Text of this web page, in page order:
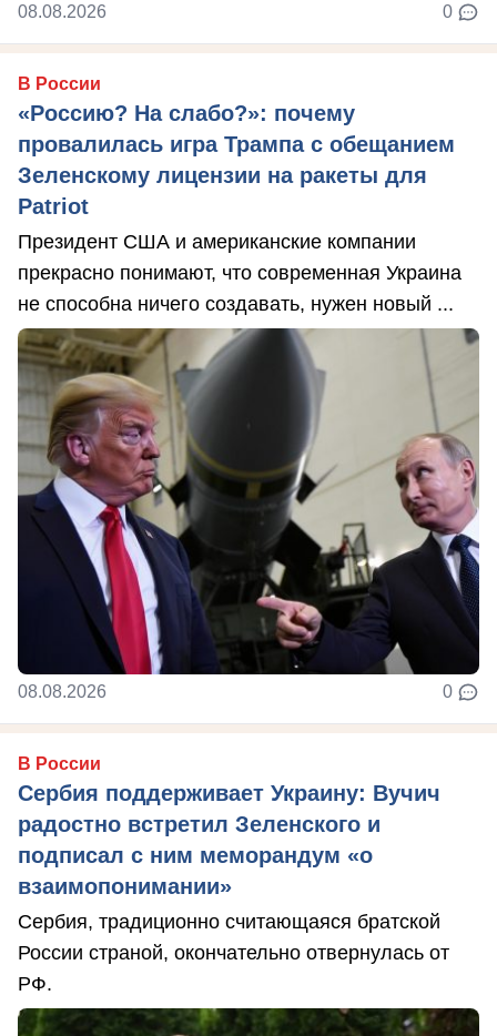
08.08.2026 0
В России
«Россию? На слабо?»: почему
провалилась игра Трампа с обещанием
Зеленскому лицензии на ракеты для
Patriot
Президент США и американские компании
прекрасно понимают, что современная Украина
не способна ничего создавать, нужен новый ...
08.08.2026 0
В России
Сербия поддерживает Украину: Вучич
радостно встретил Зеленского и
подписал с ним меморандум «о
взаимопонимании»
Сербия, традиционно считающаяся братской
России страной, окончательно отвернулась от
РФ.